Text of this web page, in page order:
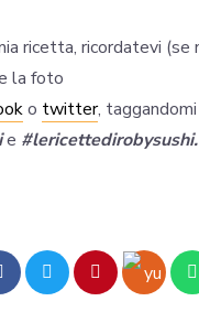
ricetta, ricordatevi (se
la foto
o twitter,
e #lericettedirobysushi.